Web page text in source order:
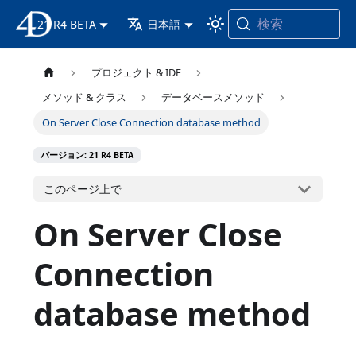
4D ドキュメンテーション
21 R4 BETA 日本語 検索
プロジェクト & IDE
メソッド & クラス
データベースメソッド
On Server Close Connection database method
バージョン: 21 R4 BETA
このページ上で
On Server Close
Connection
database method